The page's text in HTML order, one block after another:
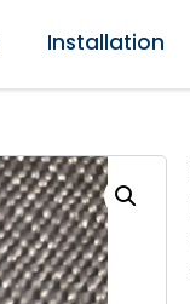
Installation